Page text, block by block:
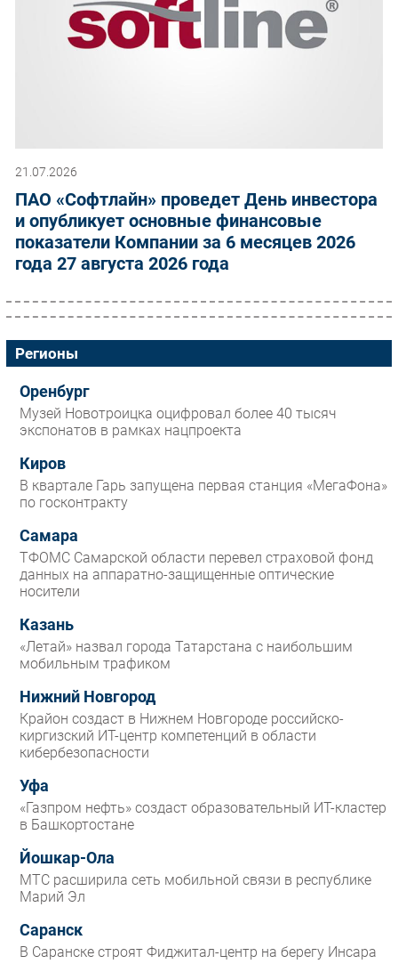
21.07.2026
ПАО «Софтлайн» проведет День инвестора
и опубликует основные финансовые
показатели Компании за 6 месяцев 2026
года 27 августа 2026 года
Регионы
Оренбург
Музей Новотроицка оцифровал более 40 тысяч
экспонатов в рамках нацпроекта
Киров
В квартале Гарь запущена первая станция «МегаФона»
по госконтракту
Самара
ТФОМС Самарской области перевел страховой фонд
данных на аппаратно-защищенные оптические
носители
Казань
«Летай» назвал города Татарстана с наибольшим
мобильным трафиком
Нижний Новгород
Крайон создаст в Нижнем Новгороде российско-
киргизский ИТ-центр компетенций в области
кибербезопасности
Уфа
«Газпром нефть» создаст образовательный ИТ-кластер
в Башкортостане
Йошкар-Ола
МТС расширила сеть мобильной связи в республике
Марий Эл
Саранск
В Саранске строят Фиджитал-центр на берегу Инсара